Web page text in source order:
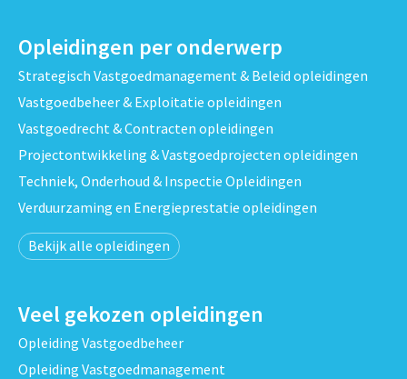
Opleidingen per onderwerp
Strategisch Vastgoedmanagement & Beleid opleidingen
Vastgoedbeheer & Exploitatie opleidingen
Vastgoedrecht & Contracten opleidingen
Projectontwikkeling & Vastgoedprojecten opleidingen
Techniek, Onderhoud & Inspectie Opleidingen
Verduurzaming en Energieprestatie opleidingen
Bekijk alle opleidingen
Veel gekozen opleidingen
Opleiding Vastgoedbeheer
Opleiding Vastgoedmanagement